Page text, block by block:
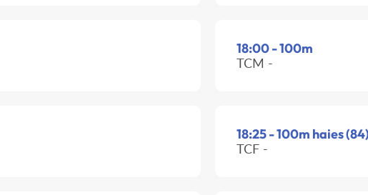
18:00 - 100m
TCM -
18:25 - 100m haies
TCF -